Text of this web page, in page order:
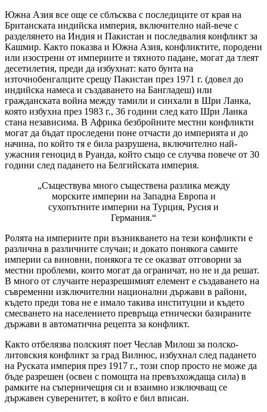
Южна Азия все още се сблъсква с последиците от края на
Британската индийска империя, включително най-вече с
разделянето на Индия и Пакистан и последвалия конфликт за
Кашмир. Както показва и Южна Азия, конфликтите, породени
или изострени от империите и тяхното падане, могат да тлеят
десетилетия, преди да избухнат: като бунта на
източнобенгалците срещу Пакистан през 1971 г. (довел до
индийска намеса и създаването на Бангладеш) или
гражданската война между тамили и синхали в Шри Ланка,
която избухна през 1983 г., 36 години след като Шри Ланка
стана независима. В Африка безбройните местни конфликти
могат да бъдат проследени поне отчасти до империята и до
начина, по който тя е била разрушена, включително най-
ужасния геноцид в Руанда, който също се случва повече от 30
години след падането на Белгийската империя.
„Съществува много съществена разлика между
морските империи на Западна Европа и
сухопътните империи на Турция, Русия и
Германия.“
Ролята на империите при възникването на тези конфликти е
различна в различните случаи; и докато понякога самите
империи са виновни, понякога те се оказват отговорни за
местни проблеми, които могат да ограничат, но не и да решат.
В много от случаите неразрешимият елемент е създаването на
съвременни изключителни национални държави в райони,
където преди това не е имало такива институции и където
смесването на населението превръща етнически базираните
държави в автоматична рецепта за конфликт.
Както отбелязва полският поет Чеслав Милош за полско-
литовския конфликт за град Вилнюс, избухнал след падането
на Руската империя през 1917 г., този спор просто не може да
бъде разрешен (освен с помощта на превъзхождаща сила) в
рамките на съперничещия си и взаимно изключващ се
държавен суверенитет, в който е бил вписан.